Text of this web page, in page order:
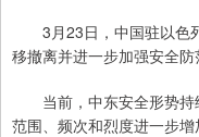
3月23日，中国驻以色
移撤离并进一步加强安全防
当前，中东安全形势持
范围、频次和烈度进一步